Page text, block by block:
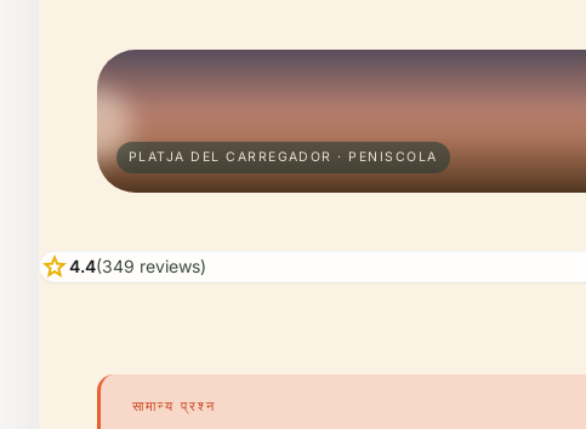
PLATJA DEL CARREGADOR · PENISCOLA
star4.4(349 reviews)
सामान्य प्रश्न